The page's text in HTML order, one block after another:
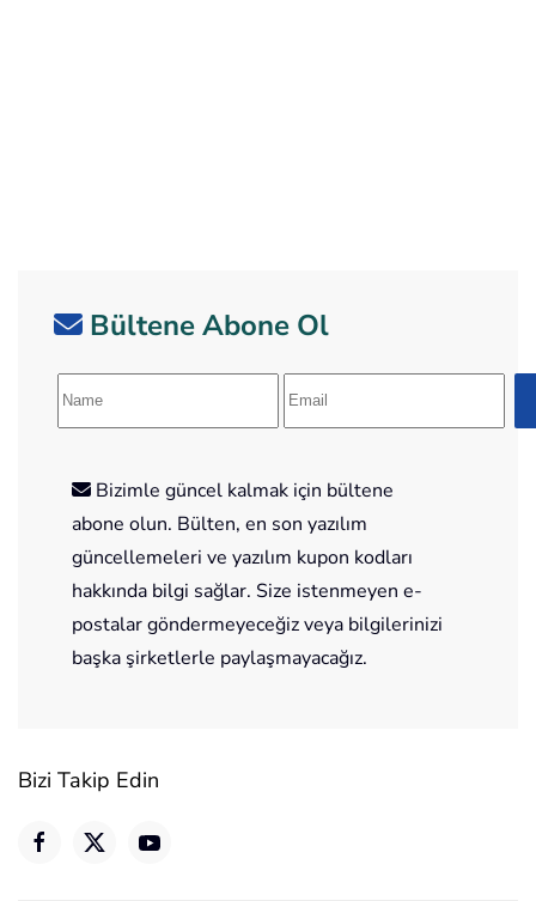
Bültene Abone Ol
Bizimle güncel kalmak için bültene
abone olun. Bülten, en son yazılım
güncellemeleri ve yazılım kupon kodları
hakkında bilgi sağlar. Size istenmeyen e-
postalar göndermeyeceğiz veya bilgilerinizi
başka şirketlerle paylaşmayacağız.
Bizi Takip Edin